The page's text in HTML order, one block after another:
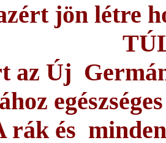
jön létre
az Új
rák és